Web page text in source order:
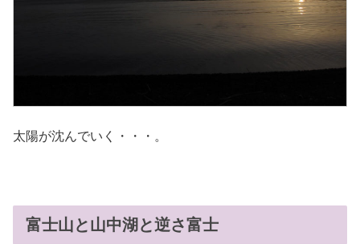
太陽が沈んでいく・・・。
富士山と山中湖と逆さ富士